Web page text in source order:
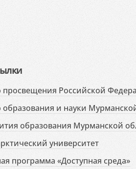
просвещения Российской
и науки
образования Мурманской
университет
программа «Доступная среда»